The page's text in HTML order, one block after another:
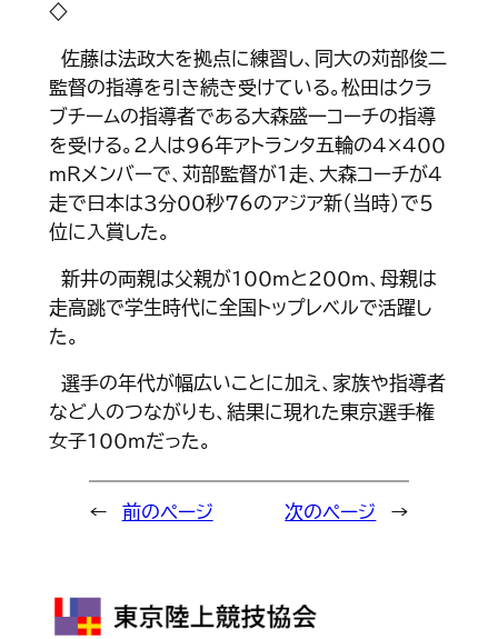
◇
佐藤は法政大を拠点に練習し、同大の苅部俊二
監督の指導を引き続き受けている。松田はクラ
ブチームの指導者である大森盛一コーチの指導
を受ける。２人は96年アトランタ五輪の４×400
ｍＲメンバーで、苅部監督が１走、大森コーチが４
走で日本は３分00秒76のアジア新（当時）で５
位に入賞した。
新井の両親は父親が100ｍと200ｍ、母親は
走高跳で学生時代に全国トップレベルで活躍し
た。
選手の年代が幅広いことに加え、家族や指導者
など人のつながりも、結果に現れた東京選手権
女子100ｍだった。
← 前のページ 次のページ →